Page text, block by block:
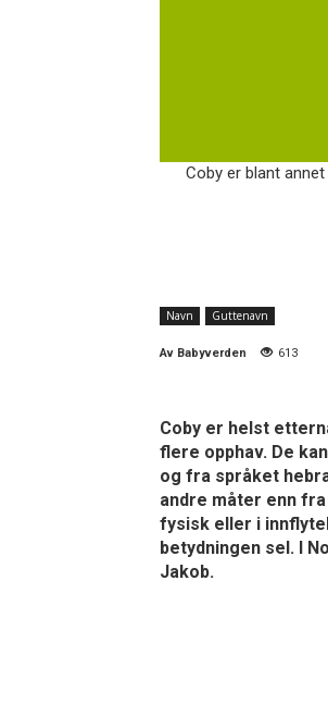
Coby er blant
Navn Guttenavn
Av Babyverden 613
Coby er helst
flere opphav. De
og fra språket
andre måter enn
fysisk eller i
betydningen sel. I
Jakob.